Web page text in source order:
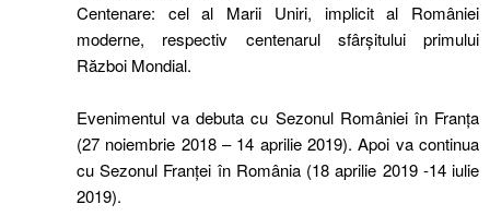
Centenare: cel al Marii Uniri, implicit al României
moderne, respectiv centenarul sfârșitului primului
Război Mondial.
Evenimentul va debuta cu Sezonul României în Franța
(27 noiembrie 2018 – 14 aprilie 2019). Apoi va continua
cu Sezonul Franței în România (18 aprilie 2019 -14 iulie
2019).